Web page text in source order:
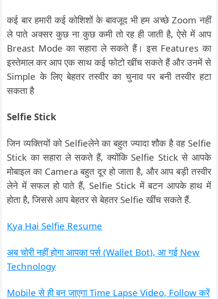
कई बार हमारी कई कोशिशों के बावजूद भी हम अच्छे Zoom नहीं
ले पाते अक्सर कुछ ना कुछ कमी तो रह ही जाती है, ऐसे में आप
Breast Mode का सहारा ले सकते हैं। इस Features का
इस्तेमाल कर आप एक साथ कई फोटो खींच सकते हैं और उनमें से
Simple के लिए बेहतर तस्वीर का चुनाव पर बनी तस्वीर हटा
सकता है
Selfie Stick
जिन व्यक्तियों को Selfieलेने का बहुत ज्यादा शौक है वह Selfie
Stick का सहारा ले सकते हैं, क्योंकि Selfie Stick से आपके
मोबाइल का Camera बहुत दूर हो जाता है, और आप बड़ी तस्वीर
लेने में सफल हो पाते हैं, Selfie Stick में बटन आपके हाथ में
होता है, जिससे आप बेहतर से बेहतर Selfie खींच सकते हैं.
Kya Hai Selfie Resume
अब चोरी नहीं होगा आपका पर्स (Wallet Bot), आ गई New
Technology
Mobile से ही बन जाएगा Time Lapse Video, Follow करें